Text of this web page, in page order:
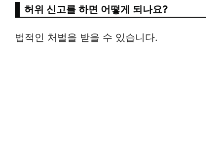
허위 신고를 하면 어떻게 되나요?
법적인 처벌을 받을 수 있습니다.